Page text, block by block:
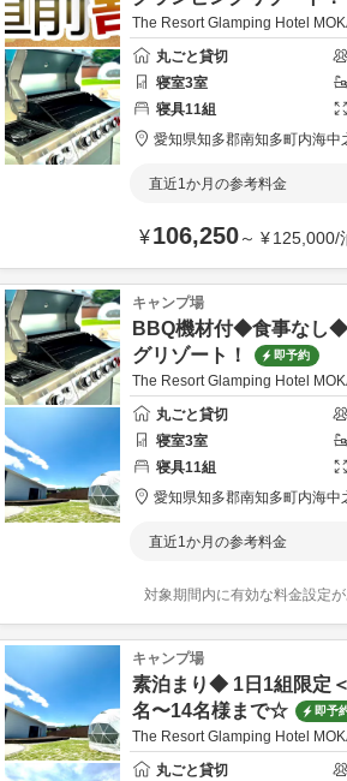
The Resort Glamping Hotel
丸ごと貸切
寝室3室
寝具11組
愛知県知多郡南知多町内海中
直近1か月の参考料金
¥106,250～ ¥125,000/
キャンプ場
BBQ機材付◆食事なし
グリゾート！
即予約
The Resort Glamping Hotel
丸ごと貸切
寝室3室
寝具11組
愛知県知多郡南知多町内海中
直近1か月の参考料金
対象期間内に有効な料金設定が
キャンプ場
素泊まり◆ 1日1組限定
名〜14名様まで☆
即予
The Resort Glamping Hotel
丸ごと貸切